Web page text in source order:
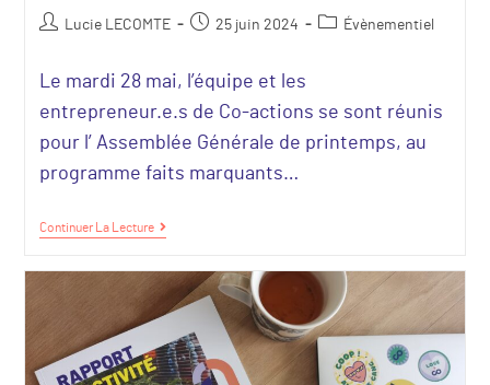
Lucie LECOMTE 25 juin 2024 Évènementiel
Le mardi 28 mai, l’équipe et les
entrepreneur.e.s de Co-actions se sont réunis
pour l’ Assemblée Générale de printemps, au
programme faits marquants…
Continuer La Lecture